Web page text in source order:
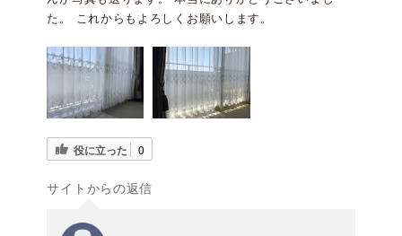
た。 これからもよろしくお願いします。
役に立った 0
サイトからの返信